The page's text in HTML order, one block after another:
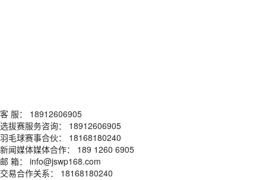
客 服： 18912606905
选拔赛服务咨询： 18912606905
羽毛球赛事合伙： 18168180240
新闻媒体媒体合作： 189 1260 6905
邮 箱： info@jswp168.com
交易合作关系： 18168180240